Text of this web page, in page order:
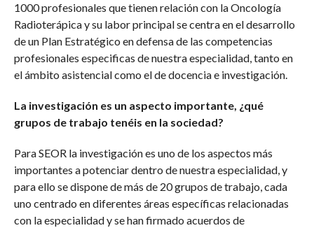
1000 profesionales que tienen relación con la Oncología
Radioterápica y su labor principal se centra en el desarrollo
de un Plan Estratégico en defensa de las competencias
profesionales especificas de nuestra especialidad, tanto en
el ámbito asistencial como el de docencia e investigación.
La investigación es un aspecto importante, ¿qué
grupos de trabajo tenéis en la sociedad?
Para SEOR la investigación es uno de los aspectos más
importantes a potenciar dentro de nuestra especialidad, y
para ello se dispone de más de 20 grupos de trabajo, cada
uno centrado en diferentes áreas específicas relacionadas
con la especialidad y se han firmado acuerdos de